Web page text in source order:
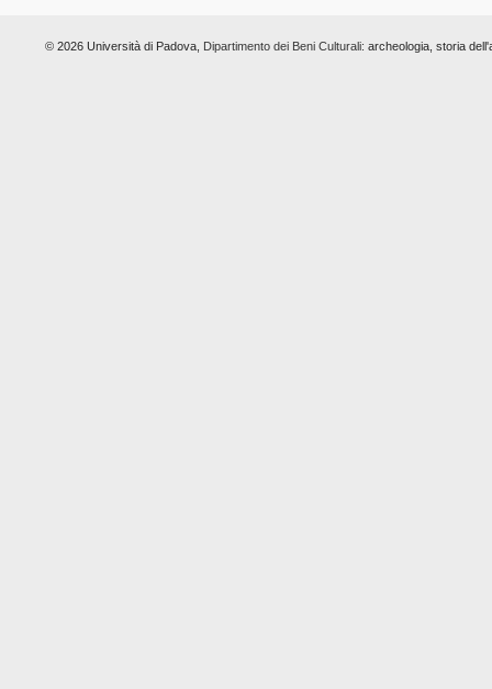
© 2026 Università di Padova, Dipartimento dei Beni Culturali: archeologia, storia